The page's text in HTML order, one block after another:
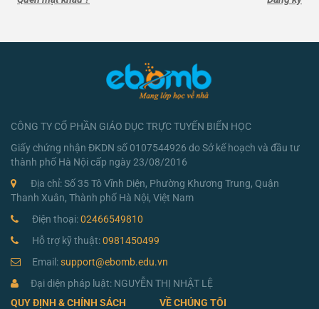
CÔNG TY CỔ PHẦN GIÁO DỤC TRỰC TUYẾN BIỂN HỌC
Giấy chứng nhận ĐKDN số 0107544926 do Sở kế hoạch và đầu tư
thành phố Hà Nội cấp ngày 23/08/2016
Địa chỉ: Số 35 Tô Vĩnh Diện, Phường Khương Trung, Quận
Thanh Xuân, Thành phố Hà Nội, Việt Nam
Điện thoại:02466549810
Hỗ trợ kỹ thuật:0981450499
Email:support@ebomb.edu.vn
Đại diện pháp luật: NGUYỄN THỊ NHẬT LỆ
QUY ĐỊNH & CHÍNH SÁCH
VỀ CHÚNG TÔI